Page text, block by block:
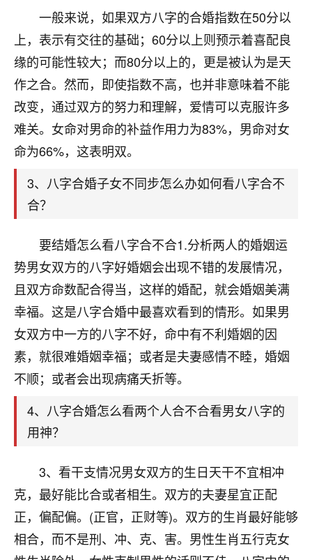
一般来说，如果双方八字的合婚指数在50分以
上，表示有交往的基础；60分以上则预示着喜配良
缘的可能性较大；而80分以上的，更是被认为是天
作之合。然而，即使指数不高，也并非意味着不能
改变，通过双方的努力和理解，爱情可以克服许多
难关。女命对男命的补益作用力为83%，男命对女
命为66%，这表明双。
3、八字合婚子女不同步怎么办如何看八字合不
合？
要结婚怎么看八字合不合1.分析两人的婚姻运
势男女双方的八字好婚姻会出现不错的发展情况，
且双方命数配合得当，这样的婚配，就会婚姻美满
幸福。这是八字合婚中最喜欢看到的情形。如果男
女双方中一方的八字不好，命中有不利婚姻的因
素，就很难婚姻幸福；或者是夫妻感情不睦，婚姻
不顺；或者会出现病痛夭折等。
4、八字合婚怎么看两个人合不合看男女八字的
用神？
3、看干支情况男女双方的生日天干不宜相冲
克，最好能比合或者相生。双方的夫妻星宜正配
正，偏配偏。(正官，正财等)。双方的生肖最好能够
相合，而不是刑、冲、克、害。男性生肖五行克女
17分钟前 来自湖北 19
心若莲花
我是做餐饮的，这两年，生意屡屡受挫，店开一家关
一家，要么生意不好，生意好的就出事。前些年攒的
家底快败光了，真是倒霉！我也想找人看看到底怎么
回事？
鹿森 ：你可以找老师看看，人有时不服命不行
太阳当空赵：我也做餐饮的，生意不算大，但
大环境不好，但是我家生意还可以，前几天又
刚找老师做了补财库，希望财运更好一点！
2小时前 来自海南
梦醒时分
我女儿高二叛逆，大半年不上学，一说她就要死要活
的，把我们两口子愁的不行，朋友给我推荐的慧来老
师，一开始我是病急乱投医，这半年来，法事一个个
做完，我女儿跟变了个人一样，不期望她能考多好的
康康的我就很知足了！
3小时前 来自河北 16
付深
我是公司人事调整，有升迁机会，但同时竞争的我们
三个，找老师的时候是抱着侥幸心理，没想到老师看